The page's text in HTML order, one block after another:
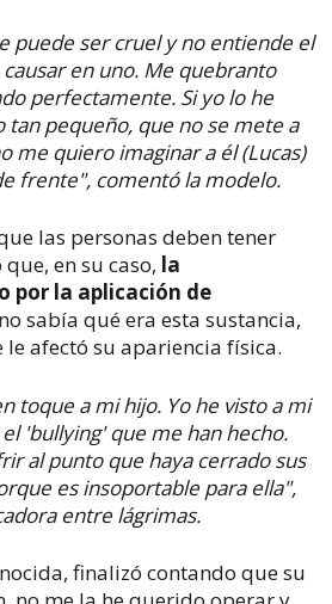
puede ser cruel y no entiende el
en uno. Me quebranto
perfectamente. Si yo lo he
tan pequeño, que no se mete a
me quiero imaginar a él (Lucas)
frente", comentó la modelo.
las personas deben tener
en su caso, la
por la aplicación de
sabía qué era esta sustancia,
afectó su apariencia física.
toque a mi hijo. Yo he visto a mi
'bullying' que me han hecho.
al punto que haya cerrado sus
es insoportable para ella",
entre lágrimas.
finalizó contando que su